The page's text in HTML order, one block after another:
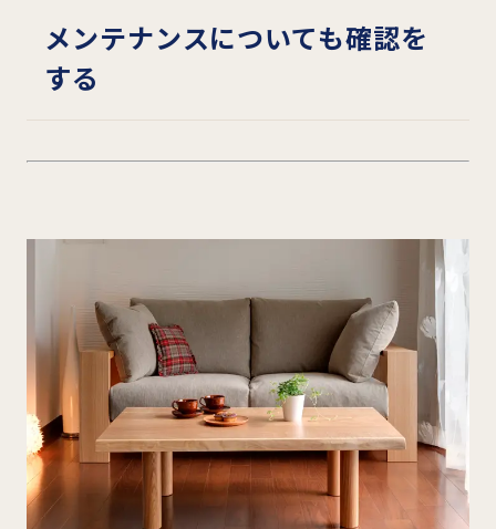
メンテナンスについても確認を
する